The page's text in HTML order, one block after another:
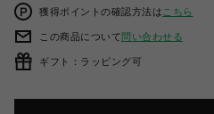
獲得ポイントの確認方法は こちら
この商品について問い合わせる
ギフト：ラッピング可